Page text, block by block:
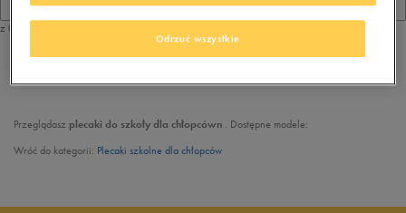
z 0
z1
Przeglądasz plecaki do szkoły dla chłopcówn . Dostępne modele:
Wróć do kategorii: Plecaki szkolne dla chłopców
Odrzuć wszystkie